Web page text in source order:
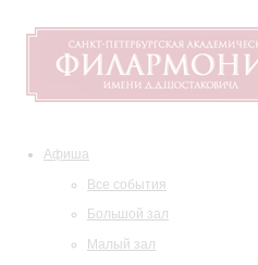
Афиша
Все события
Большой зал
Малый зал